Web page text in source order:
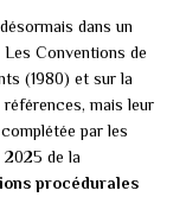
dans un
Les Conventions de
(1980) et sur la
mais leur
par les
2025 de la
procédurales